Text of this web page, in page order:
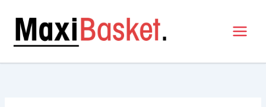
contenu
MAXI BASKET